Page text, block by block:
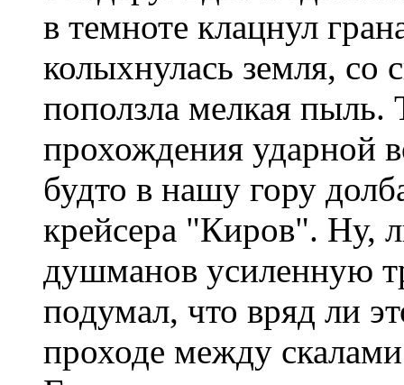
в темноте клацнул
колыхнулась земля, со
поползла мелкая пыль.
прохождения ударной
будто в нашу гору
крейсера "Киров". Ну,
душманов усиленную
подумал, что вряд ли
проходе между